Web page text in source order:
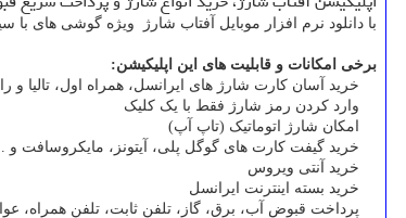
با دانلود نرم افزار موبایل آفتاب شارژ ویژه گوشی های
برخی امکانات و قابلیت های این اپلیکیشن:
خرید آسان کارت شارژ های ایرانسل، همراه اول، تالیا و
وارد کردن رمز شارژ فقط با یک کلیک
امکان شارژ اتوماتیک (تاپ آپ)
خرید گیفت کارت های گوگل پلی، آیتونز، مایکروسافت و ...
خرید آنتی ویروس
خرید بسته اینترنت ایرانسل
پرداخت قبوض آب، برق، گاز، تلفن ثابت، تلفن همراه،